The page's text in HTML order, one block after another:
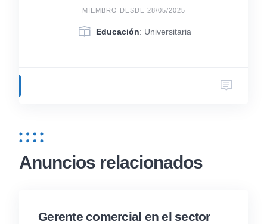
MIEMBRO DESDE 28/05/2025
Educación: Universitaria
Anuncios relacionados
Gerente comercial en el sector